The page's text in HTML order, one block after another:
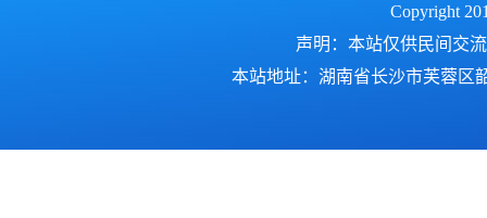
Copyright
声明：本站仅供民间交
本站地址：湖南省长沙市芙蓉区